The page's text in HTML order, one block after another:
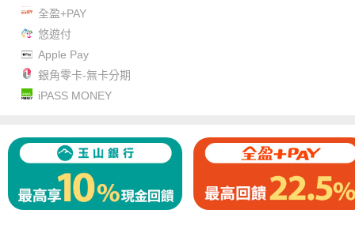
全盈+PAY
悠遊付
Apple Pay
銀角零卡-無卡分期
iPASS MONEY